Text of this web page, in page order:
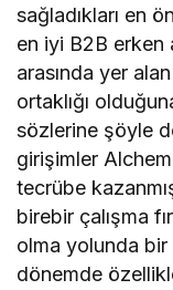
sağladıkları en
en iyi B2B erken
arasında yer
ortaklığı
sözlerine şöyle
girişimler
tecrübe
birebir çalışma
olma yolunda bir
dönemde